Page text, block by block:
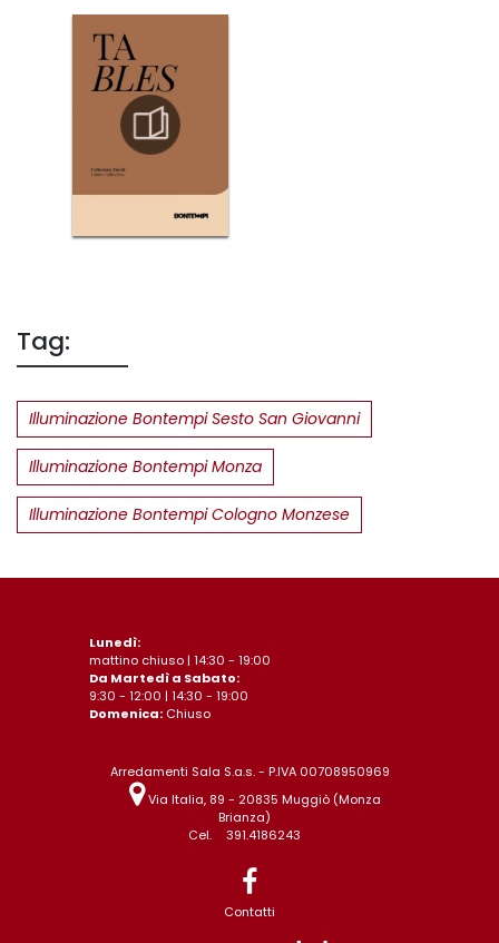
Tag:
Illuminazione Bontempi Sesto San Giovanni
Illuminazione Bontempi Monza
Illuminazione Bontempi Cologno Monzese
Lunedì:
mattino chiuso | 14:30 - 19:00
Da Martedì a Sabato:
9:30 - 12:00 | 14:30 - 19:00
Domenica: Chiuso
Arredamenti Sala S.a.s. - P.IVA 00708950969
Via Italia, 89 - 20835 Muggiò (Monza
Brianza)
Cel.
391.4186243
Contatti